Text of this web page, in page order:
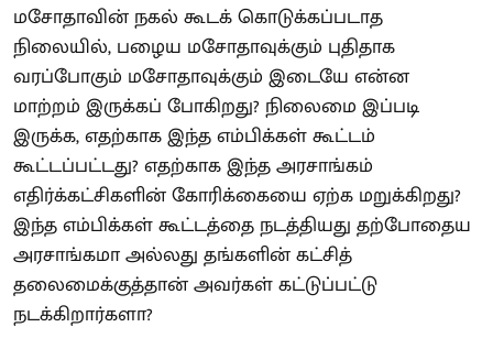
மசோதாவின் நகல் கூடக் கொடுக்கப்படாத
நிலையில், பழைய மசோதாவுக்கும் புதிதாக
வரப்போகும் மசோதாவுக்கும் இடையே என்ன
மாற்றம் இருக்கப் போகிறது? நிலைமை இப்படி
இருக்க, எதற்காக இந்த எம்பிக்கள் கூட்டம்
கூட்டப்பட்டது? எதற்காக இந்த அரசாங்கம்
எதிர்க்கட்சிகளின் கோரிக்கையை ஏற்க மறுக்கிறது?
இந்த எம்பிக்கள் கூட்டத்தை நடத்தியது தற்போதைய
அரசாங்கமா அல்லது தங்களின் கட்சித்
தலைமைக்குத்தான் அவர்கள் கட்டுப்பட்டு
நடக்கிறார்களா?